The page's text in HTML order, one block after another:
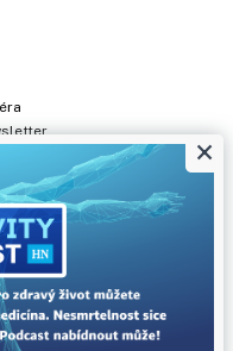
podmínky
,+420 739 500 832
je bez souhlasu
Economia, a.s. je
×